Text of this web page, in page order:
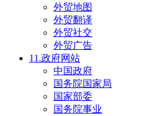
外贸地图
外贸翻译
外贸社交
外贸广告
11.政府网站
中国政府
国务院国家局
国家部委
国务院事业